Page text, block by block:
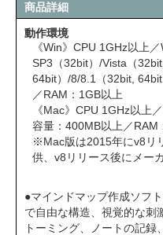
商品詳細
動作環境
《Win》CPU 1GHz以上
SP3（32bit）/Vista（
64bit）/8/8.1（32bit,
／RAM：1GB以上
《Mac》CPU 1GHz以上
容量：400MB以上／RAM
※Mac版は2015年にv8リ
供、v8リリース後にメー
●マインドマップ作成ソフ
で自由な構造、視覚的な刺
トーミング、ノートの記